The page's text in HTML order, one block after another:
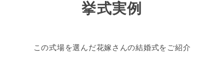
挙式実例
この式場を選んだ花嫁さんの結婚式をご紹介